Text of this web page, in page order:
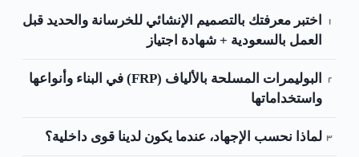
اختبر معرفتك بالتصميم الإنشائي للخرسانة والحديد قبل
العمل بالسعودية + شهادة اجتياز
البوليمرات المسلحة بالألياف (FRP) في البناء وأنواعها
واستخداماتها
لماذا نحسب الإجهاد، عندما يكون لدينا قوى داخلية؟